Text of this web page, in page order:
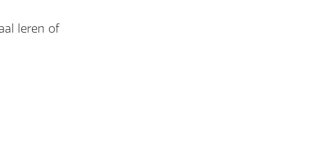
leren of